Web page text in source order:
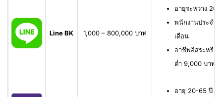
Line BK 1,000 – 800,000 บาท
อายุระหว่าง 20
พนักงานประจำ
เดือน
อาชีพอิสระหรือ
ต่ำ 9,000 บาทต่
อายุ 20-65 ปี เ